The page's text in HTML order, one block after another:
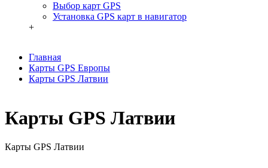
Выбор карт GPS
Установка GPS карт в навигатор
+
Главная
Карты GPS Европы
Карты GPS Латвии
Карты GPS Латвии
Карты GPS Латвии